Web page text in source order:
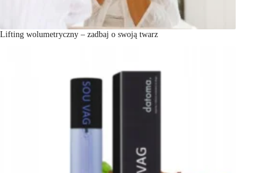
Lifting wolumetryczny – zadbaj o swoją twarz